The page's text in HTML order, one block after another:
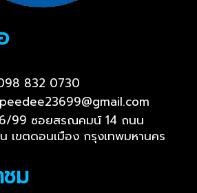
832 0730
peedee23699@gmail.com
99 ซอยสรณคมน์ 14 ถนน
เขตดอนเมือง กรุงเทพมหานคร
ชม